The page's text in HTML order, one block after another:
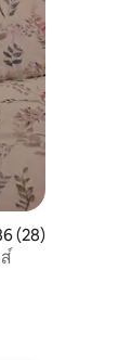
เฉลี่ย 4.86 จาก
(28)